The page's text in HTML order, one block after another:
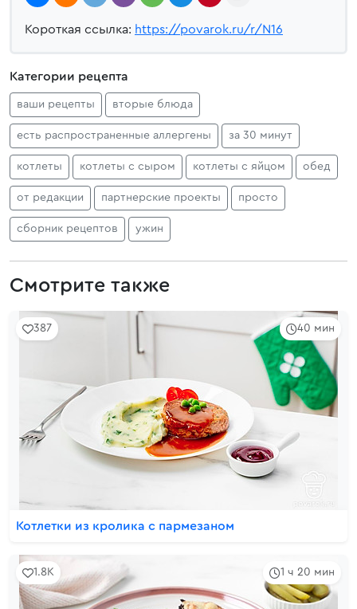
Короткая ссылка: https://povarok.ru/r/N16
Категории рецепта
ваши рецепты вторые блюда
есть распространенные аллергены за 30 минут
котлеты котлеты с сыром котлеты с яйцом обед
от редакции партнерские проекты просто
сборник рецептов ужин
Смотрите также
40 мин
387
Котлетки из кролика с пармезаном
1 ч 20 мин
1.8K